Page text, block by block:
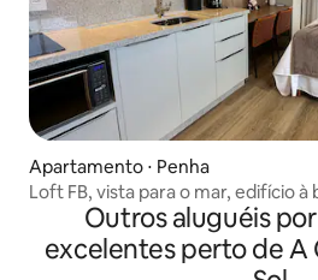
Apartamento ⋅ Penha
Loft FB, vista para o mar, edifício
Carrero!Outros aluguéis
excelentes perto de A